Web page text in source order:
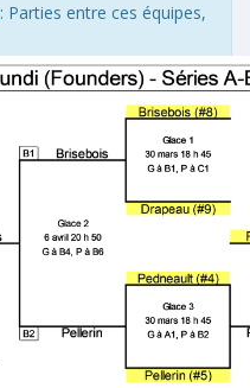
: Parties entre ces équipes,